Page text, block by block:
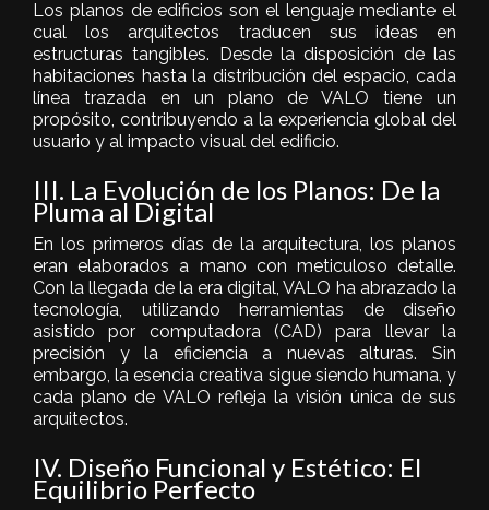
Los planos de edificios son el lenguaje mediante el
cual los arquitectos traducen sus ideas en
estructuras tangibles. Desde la disposición de las
habitaciones hasta la distribución del espacio, cada
línea trazada en un plano de VALO tiene un
propósito, contribuyendo a la experiencia global del
usuario y al impacto visual del edificio.
III. La Evolución de los Planos: De la
Pluma al Digital
En los primeros días de la arquitectura, los planos
eran elaborados a mano con meticuloso detalle.
Con la llegada de la era digital, VALO ha abrazado la
tecnología, utilizando herramientas de diseño
asistido por computadora (CAD) para llevar la
precisión y la eficiencia a nuevas alturas. Sin
embargo, la esencia creativa sigue siendo humana, y
cada plano de VALO refleja la visión única de sus
arquitectos.
IV. Diseño Funcional y Estético: El
Equilibrio Perfecto